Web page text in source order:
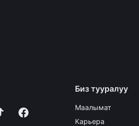
Биз тууралуу
Маалымат
Карьера